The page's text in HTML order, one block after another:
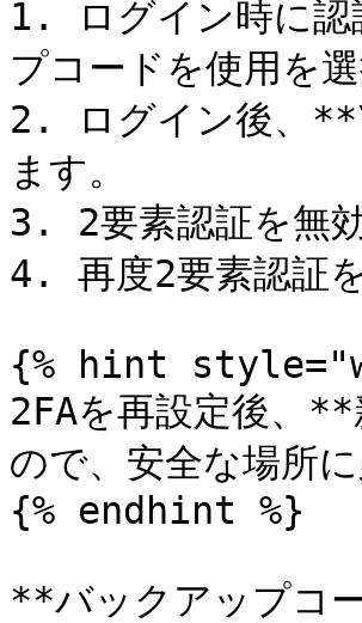
1. ログイン時に認
プコードを使用を
2. ログイン後、
ます。
3. 2要素認証を無
4. 再度2要素認証
{% hint
2FAを再設定後、
ので、安全な場所
{% endhint %}
**バックアップコ